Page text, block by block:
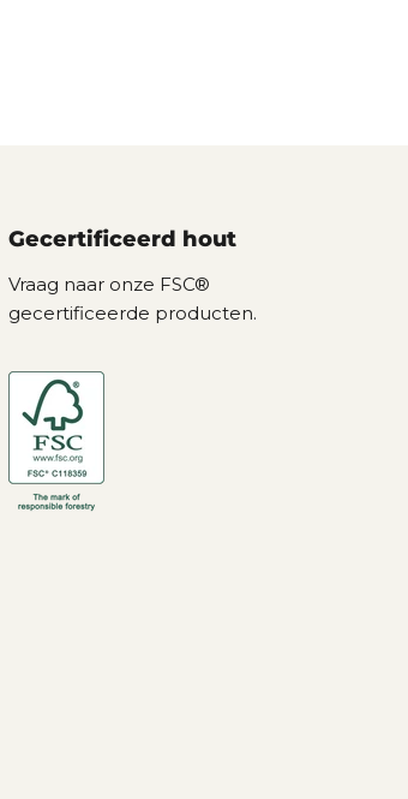
Gecertificeerd hout
Vraag naar onze FSC®
gecertificeerde producten.